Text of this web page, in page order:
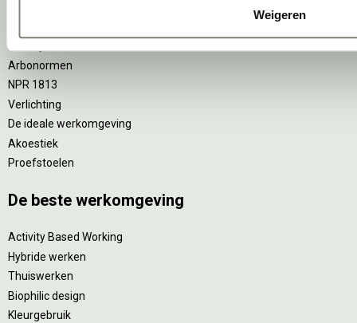
Weigeren
Privacy
Arbonormen
NPR 1813
Verlichting
De ideale werkomgeving
Akoestiek
Proefstoelen
De beste werkomgeving
Activity Based Working
Hybride werken
Thuiswerken
Biophilic design
Kleurgebruik